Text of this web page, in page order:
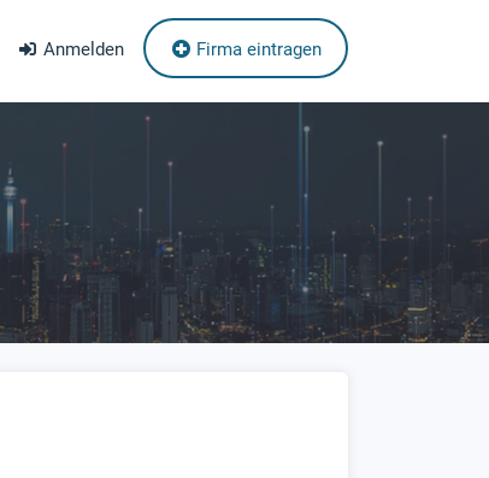
Anmelden Firma eintragen